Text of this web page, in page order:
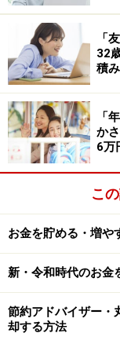
猶予申請を検討
らえず、何もで
った」と語ります
奨学金を借りた
たい仕事があっ
結婚した相手が
やりたかった仕
けが残る形にな
また、返済の仕
更していないな
所変更などの手
があまりなくな
「
32
積
「
か
6万
こ
お金を貯める・増や
新・令和時代のお金
節約アドバイザー・
却する方法